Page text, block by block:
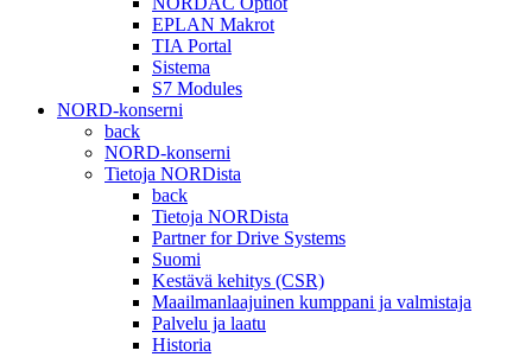
EPLAN Makrot
TIA Portal
Sistema
S7 Modules
NORD-konserni
back
NORD-konserni
Tietoja NORDista
back
Tietoja NORDista
Partner for Drive Systems
Suomi
Kestävä kehitys (CSR)
Maailmanlaajuinen kumppani ja valmistaja
Palvelu ja laatu
Historia